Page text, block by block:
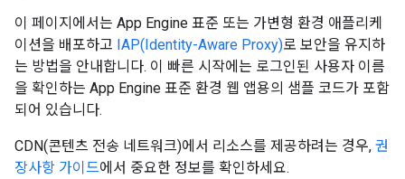
이 페이지에서는 App Engine 표준 또는 가변형 환경 애플리케
이션을 배포하고 IAP(Identity-Aware Proxy)로 보안을 유지하
는 방법을 안내합니다. 이 빠른 시작에는 로그인된 사용자 이름
을 확인하는 App Engine 표준 환경 웹 앱용의 샘플 코드가 포함
되어 있습니다.
CDN(콘텐츠 전송 네트워크)에서 리소스를 제공하려는 경우, 권
장사항 가이드에서 중요한 정보를 확인하세요.